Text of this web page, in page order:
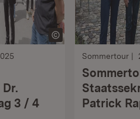
3 / 4
Sommertour
Patrick